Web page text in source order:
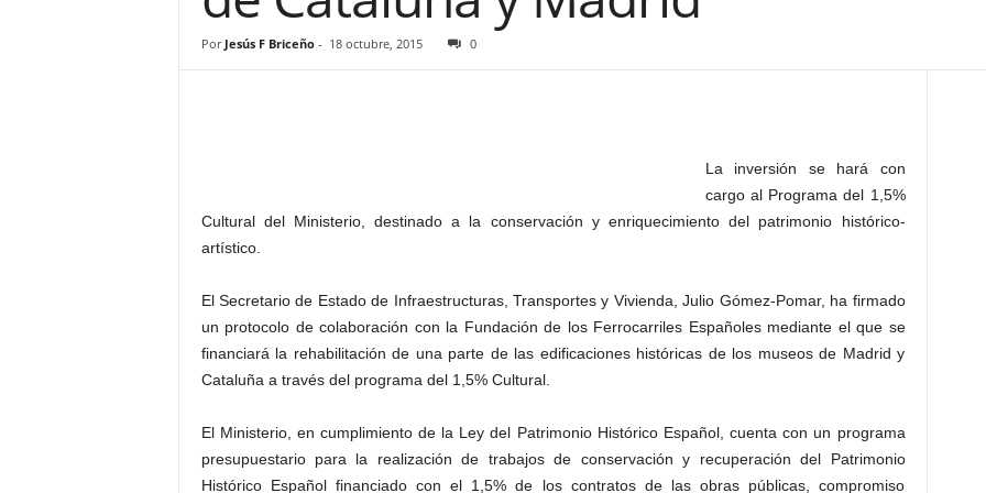
Por Jesús F Briceño- 18 octubre, 2015 0
La inversión se hará con
cargo al Programa del 1,5%
Cultural del Ministerio, destinado a la conservación y enriquecimiento del patrimonio histórico-
artístico.
El Secretario de Estado de Infraestructuras, Transportes y Vivienda, Julio Gómez-Pomar, ha firmado
un protocolo de colaboración con la Fundación de los Ferrocarriles Españoles mediante el que se
financiará la rehabilitación de una parte de las edificaciones históricas de los museos de Madrid y
Cataluña a través del programa del 1,5% Cultural.
El Ministerio, en cumplimiento de la Ley del Patrimonio Histórico Español, cuenta con un programa
presupuestario para la realización de trabajos de conservación y recuperación del Patrimonio
Histórico Español financiado con el 1,5% de los contratos de las obras públicas, compromiso